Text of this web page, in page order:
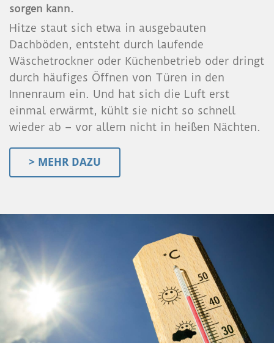
sorgen kann.
Hitze staut sich etwa in ausgebauten
Dachböden, entsteht durch laufende
Wäschetrockner oder Küchenbetrieb oder dringt
durch häufiges Öffnen von Türen in den
Innenraum ein. Und hat sich die Luft erst
einmal erwärmt, kühlt sie nicht so schnell
wieder ab – vor allem nicht in heißen Nächten.
> MEHR DAZU